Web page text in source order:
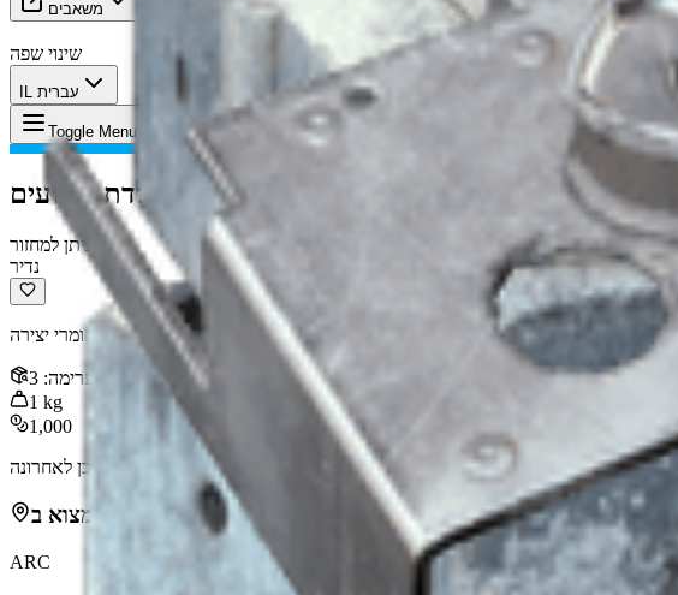
משאבים
שינוי שפה
IL עברית
Toggle Menu
פלדת ביצועים ARC
ניתן למחזור
נדיר
ערימה:
3
1 kg
1,000
עודכן לאחרונה
: Nov 01, 2025
ניתן למצוא ב
ARC